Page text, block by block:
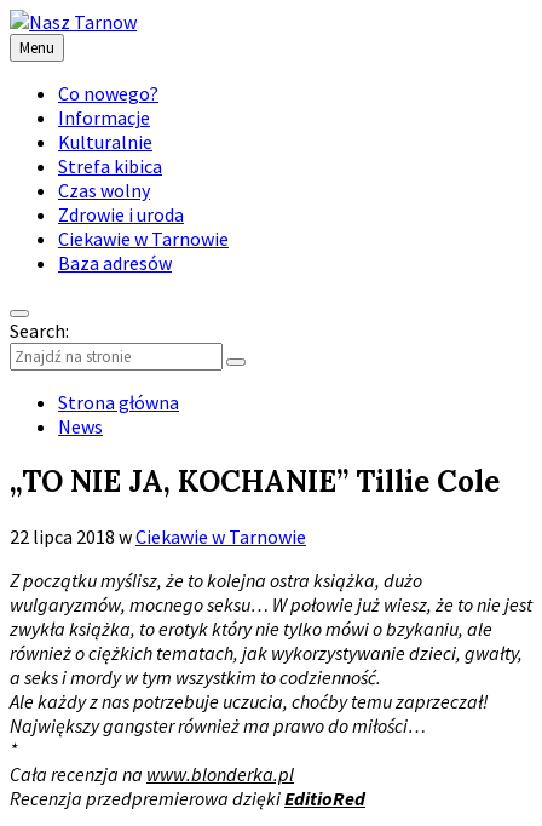
Menu
Co nowego?
Informacje
Kulturalnie
Strefa kibica
Czas wolny
Zdrowie i uroda
Ciekawie w Tarnowie
Baza adresów
Search:
Strona główna
News
„TO NIE JA, KOCHANIE” Tillie Cole
22 lipca 2018 wCiekawie w Tarnowie
Z początku myślisz, że to kolejna ostra książka, dużo
wulgaryzmów, mocnego seksu… W połowie już wiesz, że to nie jest
zwykła książka, to erotyk który nie tylko mówi o bzykaniu, ale
również o ciężkich tematach, jak wykorzystywanie dzieci, gwałty,
a seks i mordy w tym wszystkim to codzienność.
Ale każdy z nas potrzebuje uczucia, choćby temu zaprzeczał!
Największy gangster również ma prawo do miłości…
*
Cała recenzja na www.blonderka.pl
Recenzja przedpremierowa dziękiEditioRed